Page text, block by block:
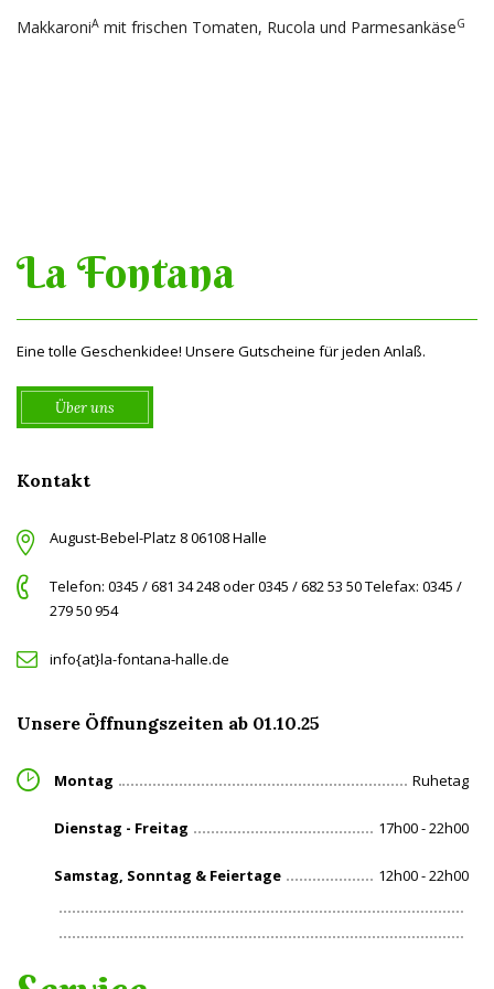
MakkaroniA mit frischen Tomaten, Rucola und ParmesankäseG
La Fontana
Eine tolle Geschenkidee! Unsere Gutscheine für jeden Anlaß.
Über uns
Kontakt
August-Bebel-Platz 8 06108 Halle
Telefon: 0345 / 681 34 248 oder 0345 / 682 53 50 Telefax: 0345 /
279 50 954
info{at}la-fontana-halle.de
Unsere Öffnungszeiten ab 01.10.25
Montag Ruhetag
Dienstag - Freitag 17h00 - 22h00
Samstag, Sonntag & Feiertage 12h00 - 22h00